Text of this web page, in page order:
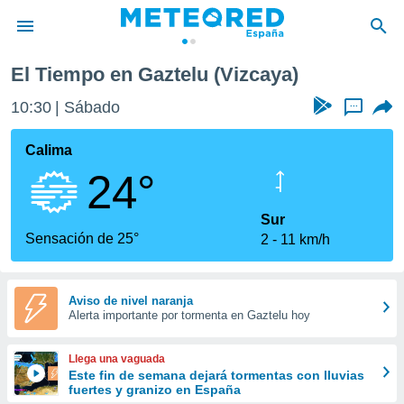
de
por
que se
calidad.
a este
las
y
forma
digital
basada
El Tiempo en Gaztelu (Vizcaya)
10:30 Sábado ...
Calima
24°
Sensación de 25°
Sur
2
11 km/h
Aviso de nivel naranja
Alerta importante por tormenta en Gaztelu hoy
Llega una vaguada
Este fin de semana dejará tormentas con lluvias
fuertes y granizo en España